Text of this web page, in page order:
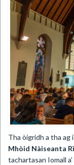
Tha òigridh a tha ag
Mhòid Nàiseanta
tachartasan Iomall